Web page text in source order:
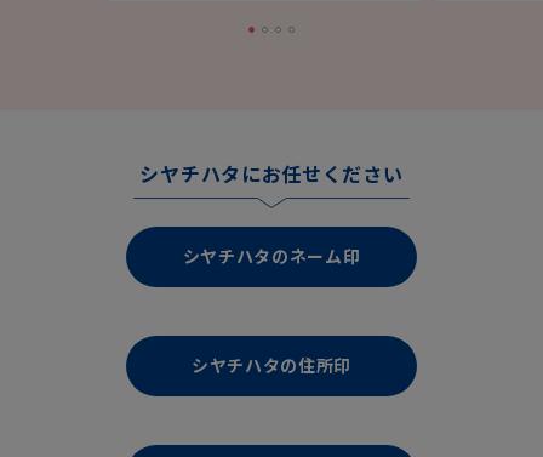
シヤチハタにお任せください
シヤチハタのネーム印
シヤチハタの住所印